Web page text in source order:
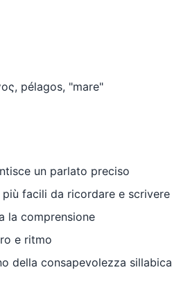
pélagos, "mare"
un parlato preciso
facili da ricordare e scrivere
la comprensione
e ritmo
della consapevolezza sillabica